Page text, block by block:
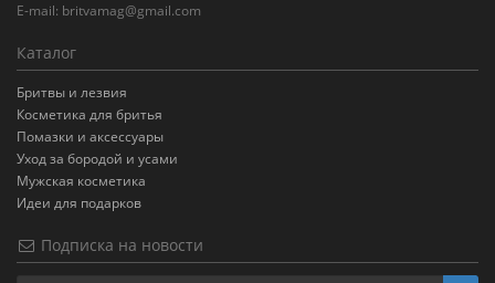
E-mail: britvamag@gmail.com
Каталог
Бритвы и лезвия
Косметика для бритья
Помазки и аксессуары
Уход за бородой и усами
Мужская косметика
Идеи для подарков
Подписка на новости